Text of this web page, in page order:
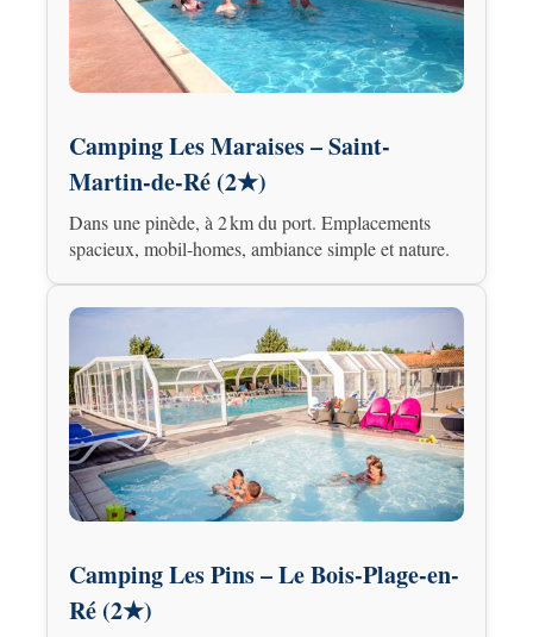
Camping Les Maraises – Saint-
Martin-de-Ré (2★)
Dans une pinède, à 2 km du port. Emplacements
spacieux, mobil-homes, ambiance simple et nature.
Camping Les Pins – Le Bois-Plage-en-
Ré (2★)